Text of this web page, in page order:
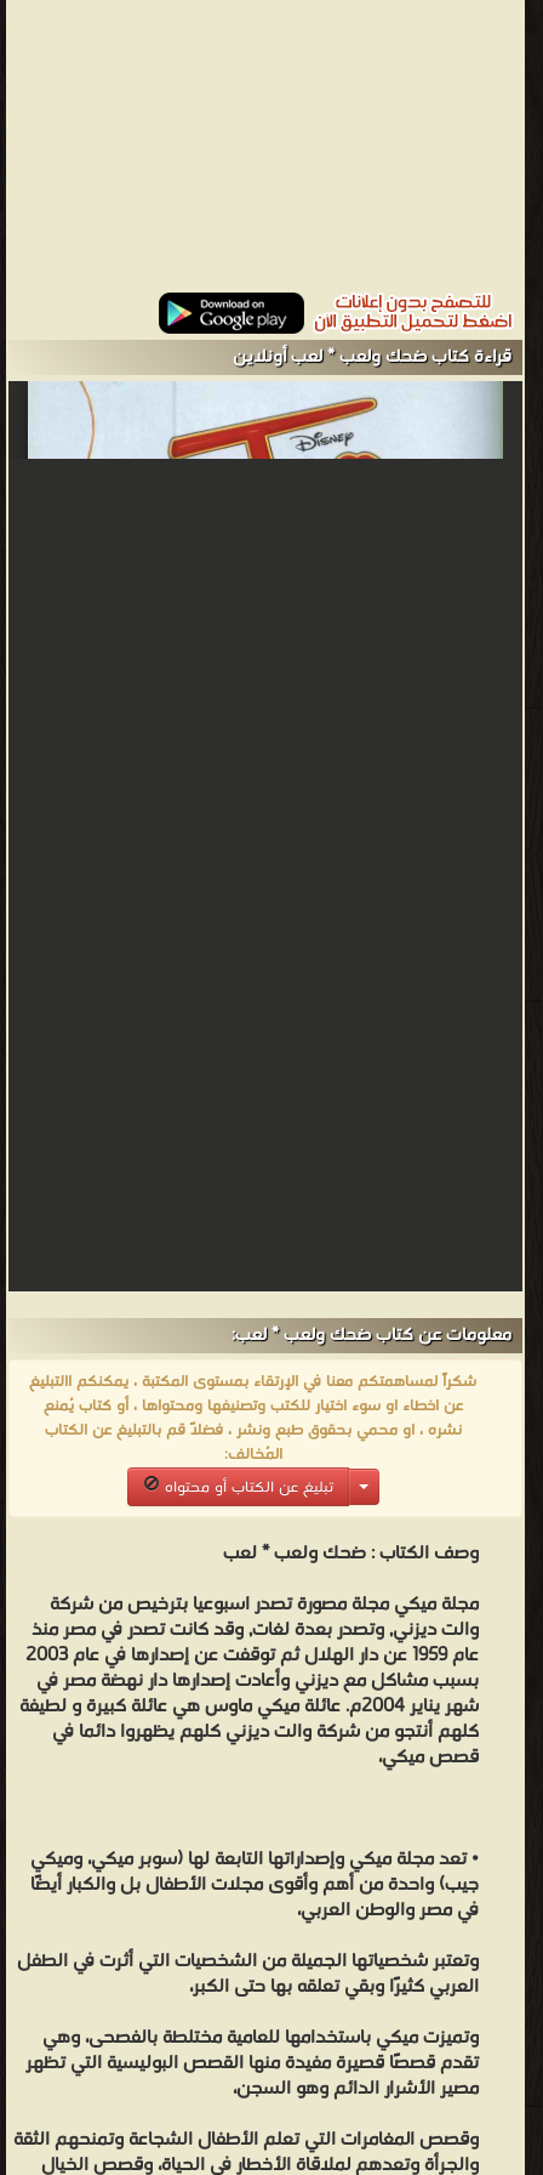
كوكبة، محروس، وأولاد أخت ميكي فرح ومرح. عادةً ما يكون الخصم
الأساسي لميكي هو دنجل عدوه اللدود. ولكن أغلب القصص تدور في
مدينة البط وتكون عن أفراد عائلة البط التي أتى منها بطوط، مثل العم
دهب، أولاد أخت بطوط كركور وفرفور وزرزور، ديدي بطوطة، عبقرينو،
الجدة بطة، محظوظ، فكري، برقوق بن عقدة، والعديد غيرهم. وعادةً ما
يكونوا عصابة القناع الأسود هم الخصم في مثل هذه القصص. • تعتبر
قراءة كتاب ضحك ولعب * لعب أونلاين
معلومات عن كتاب ضحك ولعب * لعب:
شكراً لمساهمتكم معنا في الإرتقاء بمستوى المكتبة ، يمكنكم االتبليغ
عن اخطاء او سوء اختيار للكتب وتصنيفها ومحتواها ، أو كتاب يُمنع
نشره ، او محمي بحقوق طبع ونشر ، فضلاً قم بالتبليغ عن الكتاب
المُخالف:
تبليغ عن الكتاب أو محتواه
وصف الكتاب :ضحك ولعب * لعب
مجلة ميكي مجلة مصورة تصدر اسبوعيا بترخيص من شركة
والت ديزني, وتصدر بعدة لغات, وقد كانت تصدر في مصر منذ
عام 1959 عن دار الهلال ثم توقفت عن إصدارها في عام 2003
بسبب مشاكل مع ديزني وأعادت إصدارها دار نهضة مصر في
شهر يناير 2004م. عائلة ميكي ماوس هي عائلة كبيرة و لطيفة
كلهم أنتجو من شركة والت ديزني كلهم يظهروا دائما في
قصص ميكي،
• تعد مجلة ميكي وإصداراتها التابعة لها (سوبر ميكي، وميكي
جيب) واحدة من أهم وأقوى مجلات الأطفال بل والكبار أيضًا
في مصر والوطن العربي،
وتعتبر شخصياتها الجميلة من الشخصيات التي أثرت في الطفل
العربي كثيرًا وبقي تعلقه بها حتى الكبر،
وتميزت ميكي باستخدامها للعامية مختلطة بالفصحى، وهي
تقدم قصصًا قصيرة مفيدة منها القصص البوليسية التي تظهر
مصير الأشرار الدائم وهو السجن،
وقصص المغامرات التي تعلم الأطفال الشجاعة وتمنحهم الثقة
والجرأة وتعدهم لملاقاة الأخطار في الحياة، وقصص الخيال